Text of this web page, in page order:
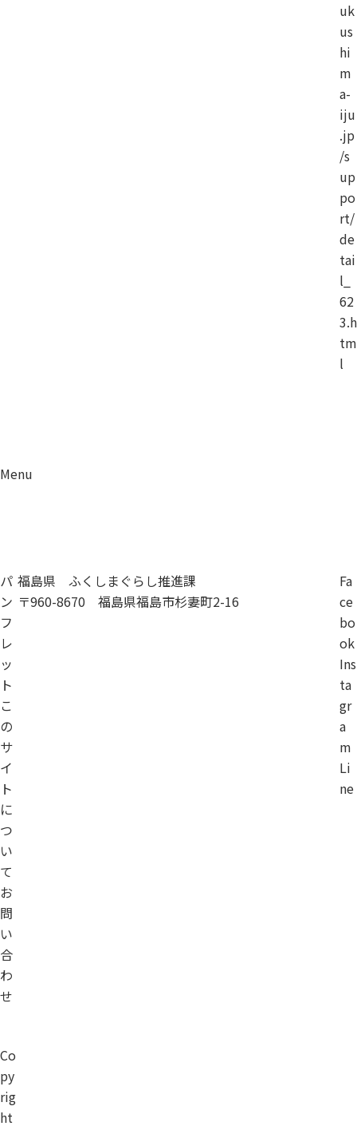
uk
us
hi
m
a-
iju
.jp
/s
up
po
rt/
de
tai
l_
62
3.h
tm
l
Menu
パ
ン
フ
レ
ッ
ト
こ
の
サ
イ
ト
に
つ
い
て
お
問
い
合
わ
せ
福島県 ふくしまぐらし推進課
〒960-8670 福島県福島市杉妻町2-16
Fa
ce
bo
ok
Ins
ta
gr
a
m
Li
ne
Co
py
rig
ht